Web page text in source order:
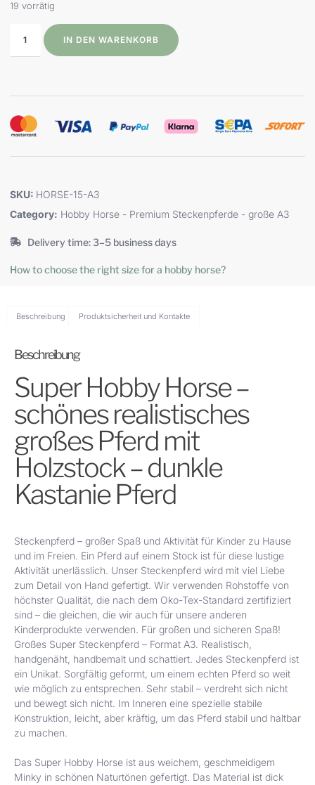
19 vorrätig
IN DEN WARENKORB
SKU: HORSE-15-A3
Category: Hobby Horse - Premium Steckenpferde - große A3
Delivery time: 3–5 business days
How to choose the right size for a hobby horse?
Beschreibung Produktsicherheit und Kontakte
Beschreibung
Super Hobby Horse –
schönes realistisches
großes Pferd mit
Holzstock – dunkle
Kastanie Pferd
Steckenpferd – großer Spaß und Aktivität für Kinder zu Hause
und im Freien. Ein Pferd auf einem Stock ist für diese lustige
Aktivität unerlässlich. Unser Steckenpferd wird mit viel Liebe
zum Detail von Hand gefertigt. Wir verwenden Rohstoffe von
höchster Qualität, die nach dem Oko-Tex-Standard zertifiziert
sind – die gleichen, die wir auch für unsere anderen
Kinderprodukte verwenden. Für großen und sicheren Spaß!
Großes Super Steckenpferd – Format A3. Realistisch,
handgenäht, handbemalt und schattiert. Jedes Steckenpferd ist
ein Unikat. Sorgfältig geformt, um einem echten Pferd so weit
wie möglich zu entsprechen. Sehr stabil – verdreht sich nicht
und bewegt sich nicht. Im Inneren eine spezielle stabile
Konstruktion, leicht, aber kräftig, um das Pferd stabil und haltbar
zu machen.
Das Super Hobby Horse ist aus weichem, geschmeidigem
Minky in schönen Naturtönen gefertigt. Das Material ist dick